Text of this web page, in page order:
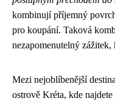
kombinují příjemný
pro koupání. Taková
nezapomenutelný
Mezi nejoblíbenější
ostrově Kréta, kde